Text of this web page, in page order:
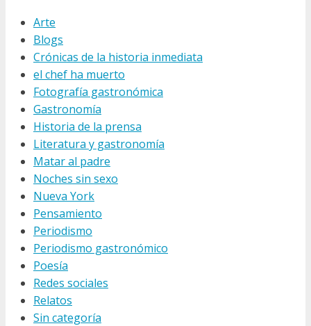
Arte
Blogs
Crónicas de la historia inmediata
el chef ha muerto
Fotografía gastronómica
Gastronomía
Historia de la prensa
Literatura y gastronomía
Matar al padre
Noches sin sexo
Nueva York
Pensamiento
Periodismo
Periodismo gastronómico
Poesía
Redes sociales
Relatos
Sin categoría